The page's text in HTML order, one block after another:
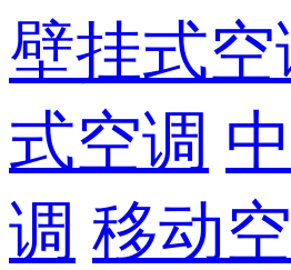
壁挂式空
式空调
调 移动